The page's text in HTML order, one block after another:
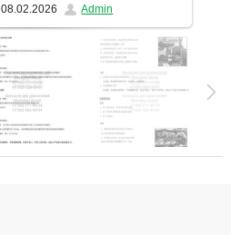
08.02.2026 Admin